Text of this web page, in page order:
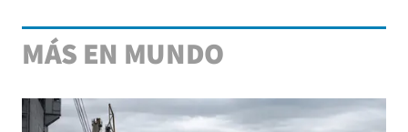
MÁS EN MUNDO